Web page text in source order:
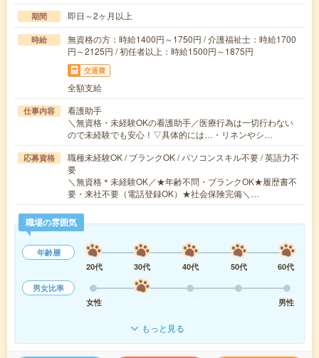
期間 即日～2ヶ月以上
時給
無資格の方：時給1400円～1750円 / 介護福祉士：時給1700
円～2125円 / 初任者以上：時給1500円～1875円
交通費
全額支給
仕事内容
看護助手
＼無資格・未経験OKの看護助手／医療行為は一切行わない
ので未経験でも安心！▽具体的には…・リネンやシ…
応募資格
職種未経験OK / ブランクOK / パソコンスキル不要 / 英語力不
要
＼無資格＊未経験OK／★年齢不問・ブランクOK★履歴書不
要・来社不要（電話登録OK）★社会保険完備＼…
職場の雰囲気
年齢層
20代
30代 40代 50代
60代
男女比率
女性
男性
もっと見る